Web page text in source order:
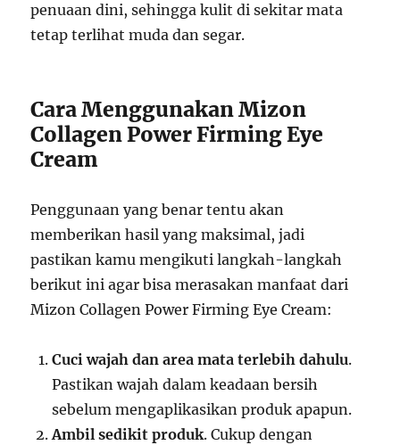
penuaan dini, sehingga kulit di sekitar mata
tetap terlihat muda dan segar.
Cara Menggunakan Mizon
Collagen Power Firming Eye
Cream
Penggunaan yang benar tentu akan
memberikan hasil yang maksimal, jadi
pastikan kamu mengikuti langkah-langkah
berikut ini agar bisa merasakan manfaat dari
Mizon Collagen Power Firming Eye Cream:
Cuci wajah dan area mata terlebih dahulu.
Pastikan wajah dalam keadaan bersih
sebelum mengaplikasikan produk apapun.
Ambil sedikit produk. Cukup dengan